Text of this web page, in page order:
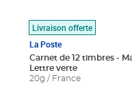
Livraison offerte
La Poste
Carnet de 12 timbres -
Lettre verte
20g / France